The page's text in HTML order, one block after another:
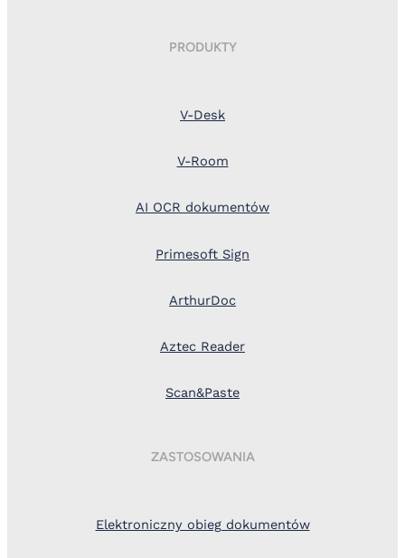
PRODUKTY
V-Desk
V-Room
AI OCR dokumentów
Primesoft Sign
ArthurDoc
Aztec Reader
Scan&Paste
ZASTOSOWANIA
Elektroniczny obieg dokumentów